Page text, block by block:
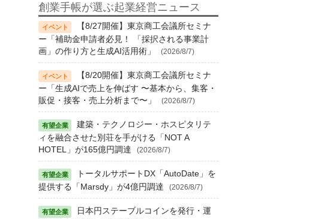
創業手帳が選ぶ起業経営ニュース
【8/27開催】東京商工会議所セミナ
ー「補助金申請者必見！ 「採択される事業計
画」の作り方と生成AI活用術」
(2026/8/7)
【8/20開催】東京商工会議所セミナ
ー「生成AIで売上を伸ばす 〜基本から、集客・
販促・接客・売上分析まで〜」
(2026/8/7)
建築・テクノロジー・ホスピタリテ
ィを融合させた別荘を手がける「NOT A
HOTEL」が165億円調達
(2026/8/7)
トータルサポートDX「AutoDate」を
提供する「Marsdy」が4億円調達
(2026/8/7)
日本円ステーブルコインを発行・運